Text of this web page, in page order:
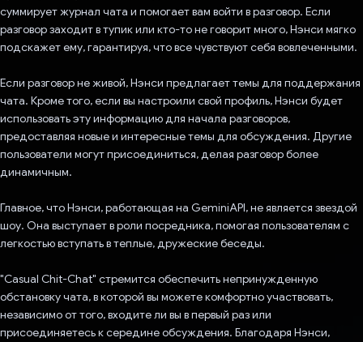
суммирует журнал чата и помогает вам войти в разговор. Если
разговор заходит в тупик или кто-то не говорит много, Нэнси мягко
подскажет ему, гарантируя, что все чувствуют себя вовлеченными.
Если разговор не живой, Нэнси предлагает темы для поддержания
чата. Кроме того, если вы настроили свой профиль, Нэнси будет
использовать эту информацию для начала разговоров,
предоставляя новые и интересные темы для обсуждения. Другие
пользователи могут присоединиться, делая разговор более
динамичным.
Главное, что Нэнси, работающая на GeminiAPI, не является звездой
шоу. Она выступает в роли посредника, помогая пользователям с
легкостью вступать в теплые, дружеские беседы.
"Casual Chit-Chat" стремится обеспечить непринужденную
обстановку чата, в которой вы можете комфортно участвовать,
независимо от того, входите ли вы в первый раз или
присоединяетесь к середине обсуждения. Благодаря Нэнси,